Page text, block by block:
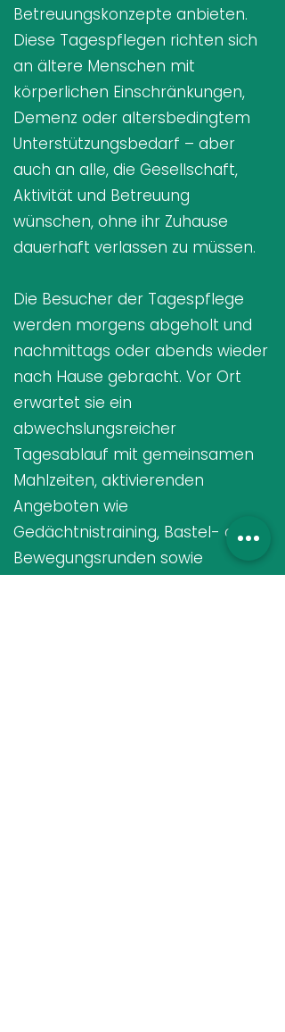
Betreuungskonzepte anbieten.
Diese Tagespflegen richten sich
an ältere Menschen mit
körperlichen Einschränkungen,
Demenz oder altersbedingtem
Unterstützungsbedarf – aber
auch an alle, die Gesellschaft,
Aktivität und Betreuung
wünschen, ohne ihr Zuhause
dauerhaft verlassen zu müssen.
Die Besucher der Tagespflege
werden morgens abgeholt und
nachmittags oder abends wieder
nach Hause gebracht. Vor Ort
erwartet sie ein
abwechslungsreicher
Tagesablauf mit gemeinsamen
Mahlzeiten, aktivierenden
Angeboten wie
Gedächtnistraining, Bastel- oder
Bewegungsrunden sowie